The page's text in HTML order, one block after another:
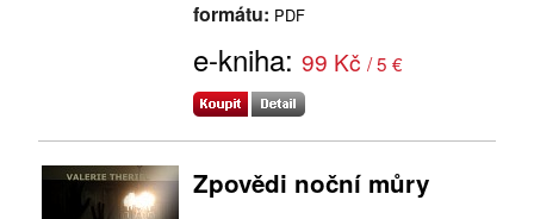
formátu: PDF
e-kniha: 99 Kč / 5 €
Zpovědi noční můry